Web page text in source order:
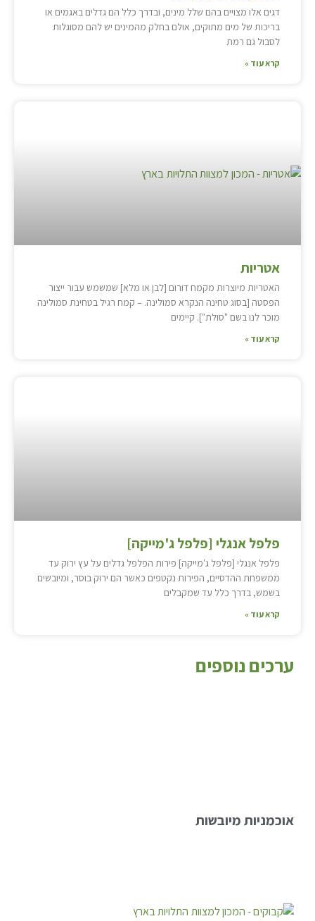
דגים אלו מצויים בהם שלל מינים, ובדרך כלל הם גדלים באגמים או
בריכות של מים מתוקים, אולם בחלק מהמינים יש להם מסוגלות
לסבול גם רמת
קרא עוד »
אטריות
האטריות מיוצרות מקמח דורום [לבן או מלא] שמשמש עבור ייצור
הפסטה [בסוג טחינה הנקרא סמולינה. – קמח רגיל בטחינת סמולינה
מוכר לנו בשם "סולת"]. קיימים
קרא עוד »
פלפל אנגלי [פלפל ג'מייקה]
פלפל אנגלי [פלפל ג'מייקה] פירות הפלפל גדלים על עץ ירוק עד
ממשפחת ההדסיים, הפירות נקטפים כאשר הם ירוק בוסר, ומיובשים
בשמש, בדרך כלל עד שמקבלים
קרא עוד »
ערכים נוספים
אוכמניות מיובשות